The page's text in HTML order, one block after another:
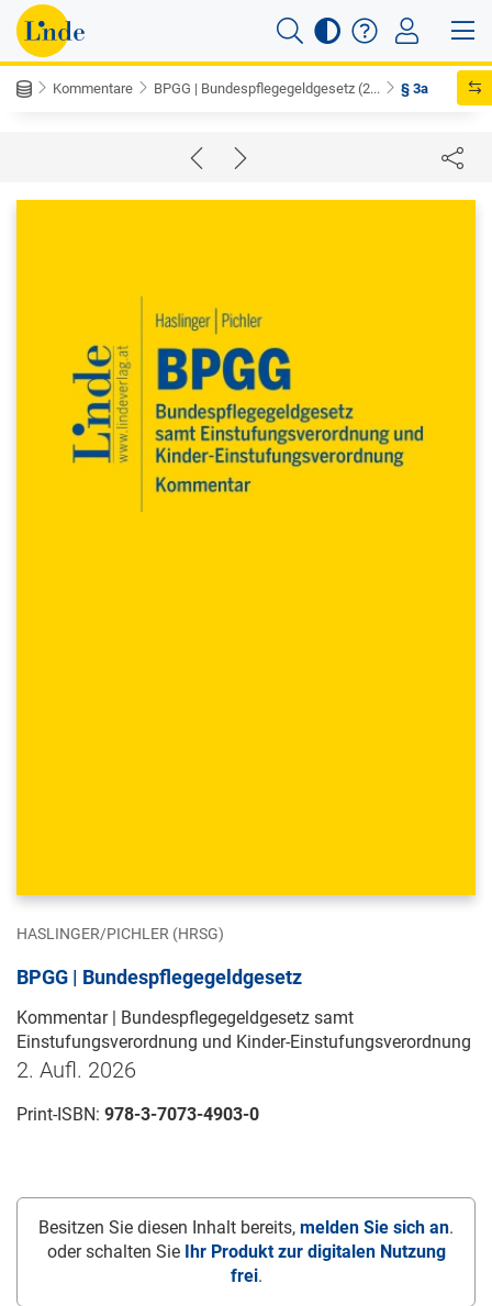
Kommentare BPGG | Bundespflegegeldgesetz (2... § 3a
HASLINGER/PICHLER (HRSG)
BPGG | Bundespflegegeldgesetz
Kommentar | Bundespflegegeldgesetz samt
Einstufungsverordnung und Kinder-Einstufungsverordnung
2. Aufl. 2026
Print-ISBN: 978-3-7073-4903-0
Besitzen Sie diesen Inhalt bereits, melden Sie sich an.
oder schalten Sie
Ihr Produkt zur digitalen Nutzung
frei.